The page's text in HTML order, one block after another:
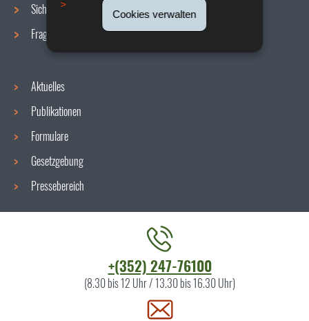
Cookies verwalten
Sicherheit/Gesundheit am Arbeitsplatz
Fragen / Antworten
Aktuelles
Publikationen
Formulare
Gesetzgebung
Pressebereich
+(352) 247-76100
(8.30 bis 12 Uhr / 13.30 bis 16.30 Uhr)